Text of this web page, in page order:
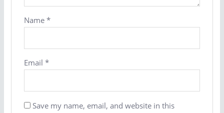
Name *
Email *
Save my name, email, and website in this